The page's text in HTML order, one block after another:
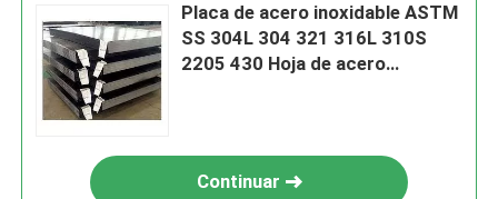
Placa de acero inoxidable ASTM
SS 304L 304 321 316L 310S
2205 430 Hoja de acero
Continuar